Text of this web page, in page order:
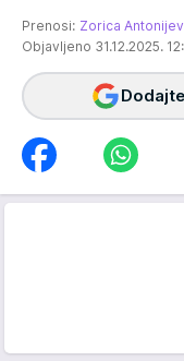
Prenosi: Zorica
Objavljeno 31.12.2025.